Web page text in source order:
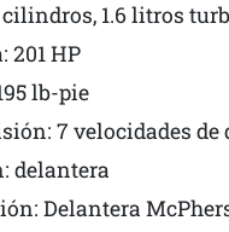
1.6 litros
201 HP
lb-pie
7 velocidades de
delantera
Delantera